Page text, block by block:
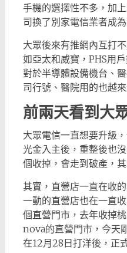
手機的選擇性不多，加
司換了別家電信業者成
大眾後來有推網內互打
如亞太和威寶，PHS用
對於半導體設備機台、
司行號、醫院用的也越來
前兩天看到大
大眾電信一直想要升級
光金入主後，重整後也
個收掉，會走到破產，
其實，直營店一直在收
一動的直營店也在一直
個直營門市，去年收掉
nova的直營門市，今天
在12月28日打洋後，正